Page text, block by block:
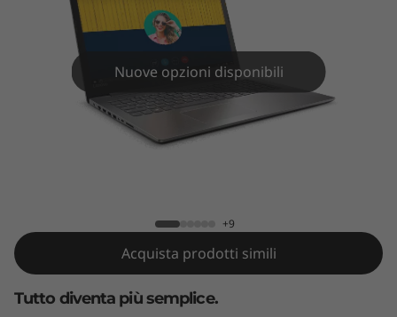
e
Nuove opzioni disponibili
+9
Acquista prodotti simili
Tutto diventa più semplice.